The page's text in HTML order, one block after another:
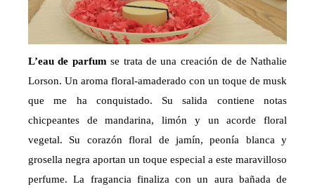
L’eau de parfum se trata de una creación de de Nathalie
Lorson. Un aroma floral-amaderado con un toque de musk
que me ha conquistado. Su salida contiene notas
chicpeantes de mandarina, limón y un acorde floral
vegetal. Su corazón floral de jamín, peonía blanca y
grosella negra aportan un toque especial a este maravilloso
perfume. La fragancia finaliza con un aura bañada de